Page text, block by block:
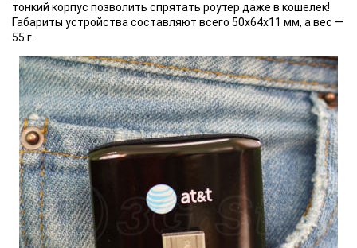
тонкий корпус позволить спрятать роутер даже в кошелек!
Габариты устройства составляют всего 50х64х11 мм, а вес —
55 г.